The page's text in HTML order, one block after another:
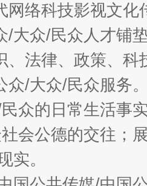
网络科技影视文
/大众/民众人才铺
、法律、政策、
众/大众/民众服务
众的日常生活事
会公德的交往；
实。